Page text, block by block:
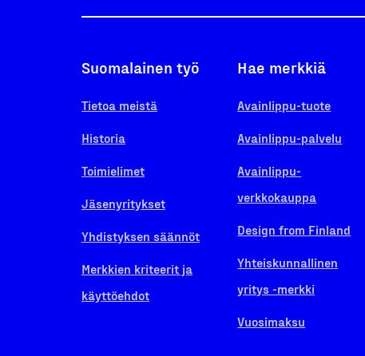
Suomalainen työ
Tietoa meistä
Historia
Toimielimet
Jäsenyritykset
Yhdistyksen säännöt
Merkkien kriteerit ja
käyttöehdot
Hae merkkiä
Avainlippu-tuote
Avainlippu-palvelu
Avainlippu-
verkkokauppa
Design from Finland
Yhteiskunnallinen
yritys -merkki
Vuosimaksu